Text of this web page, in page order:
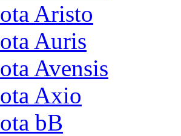
Aristo
Auris
Avensis
Axio
bB